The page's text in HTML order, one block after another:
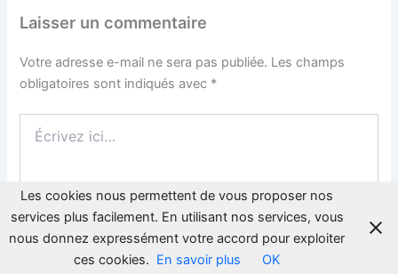
Laisser un commentaire
Votre adresse e-mail ne sera pas publiée. Les champs
obligatoires sont indiqués avec *
ici…
Les cookies nous permettent de vous proposer nos
services plus facilement. En utilisant nos services, vous
nous donnez expressément votre accord pour exploiter
ces cookies. En savoir plus OK